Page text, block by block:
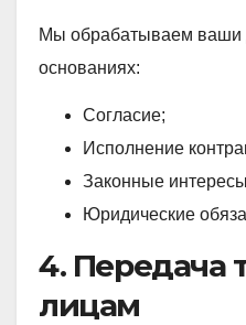
Мы обрабатываем
основаниях:
Согласие;
Исполнение
Законные
Юридические
4. Передача
лицам